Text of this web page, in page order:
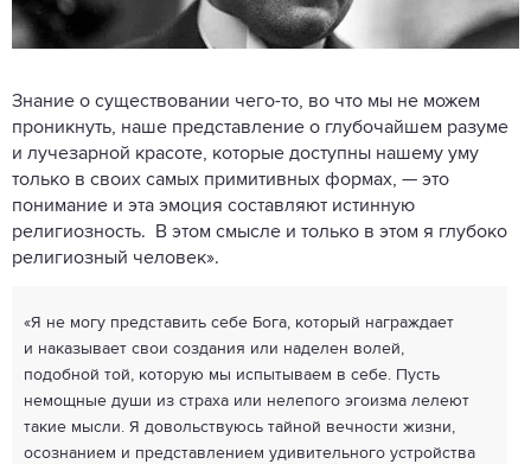
Знание о существовании чего-то, во что мы не можем
проникнуть, наше представление о глубочайшем разуме
и лучезарной красоте, которые доступны нашему уму
только в своих самых примитивных формах, — это
понимание и эта эмоция составляют истинную
религиозность. В этом смысле и только в этом я глубоко
религиозный человек».
«Я не могу представить себе Бога, который награждает
и наказывает свои создания или наделен волей,
подобной той, которую мы испытываем в себе. Пусть
немощные души из страха или нелепого эгоизма лелеют
такие мысли. Я довольствуюсь тайной вечности жизни,
осознанием и представлением удивительного устройства